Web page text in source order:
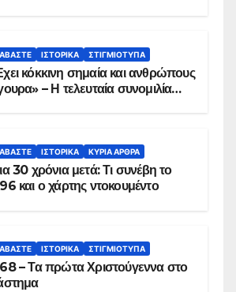
ΙΣΤΟΡΙΚΆ ΣΤΙΓΜΙΌΤΥΠΑ
κόκκινη σημαία και ανθρώπους
– Η τελευταία συνομιλία
ΙΣΤΟΡΙΚΆ ΚΥΡΙΑ ΑΡΘΡΑ
30 χρόνια μετά: Τι συνέβη το
1996 και ο χάρτης ντοκουμέντο
ΙΣΤΟΡΙΚΆ ΣΤΙΓΜΙΌΤΥΠΑ
– Τα πρώτα Χριστούγεννα στο